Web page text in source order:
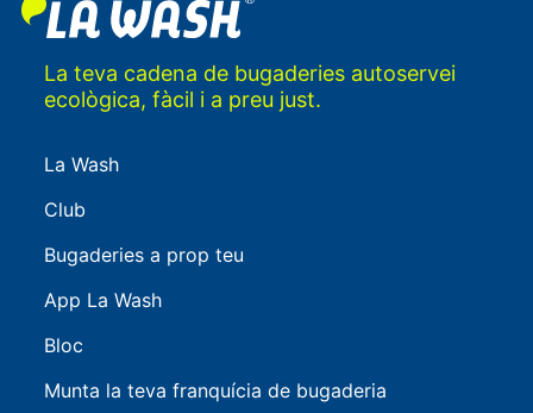
La teva cadena de bugaderies autoservei
ecològica, fàcil i a preu just.
La Wash
Club
Bugaderies a prop teu
App La Wash
Bloc
Munta la teva franquícia de bugaderia